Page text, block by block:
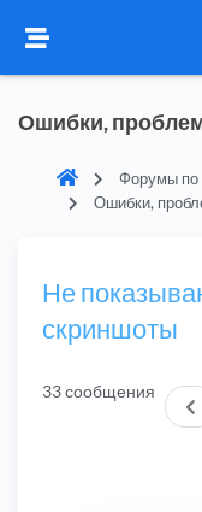
Ошибки,
Форумы по
Ошибки,
Не
скриншоты
33 сообщения